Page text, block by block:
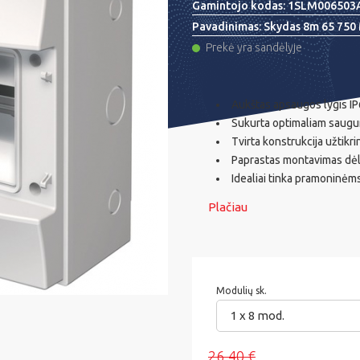
Gamintojo kodas:
Pavadinimas:Skydas 8m 65
Prekė yra sandėlyje
Aukštas apsaugos lygis
Sukurta optimaliam
Tvirta konstrukcija
Paprastas montavimas
Idealiai tinka
Plačiau
Modulių sk.
1 x 8 mod.
26,40 €